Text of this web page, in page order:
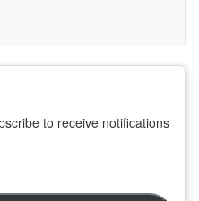
to receive notifications